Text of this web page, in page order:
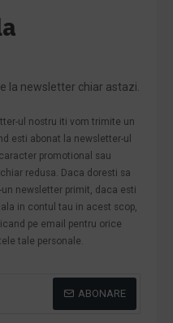
la newsletter chiar astazi.
ul nostru iti vom trimite un
esti abonat la newsletter-ul
promotional sau
redusa. Daca doresti sa
newsletter primit, daca esti
in contul tau in acest scop,
pe email pentru orice
tale personale.
ABONARE